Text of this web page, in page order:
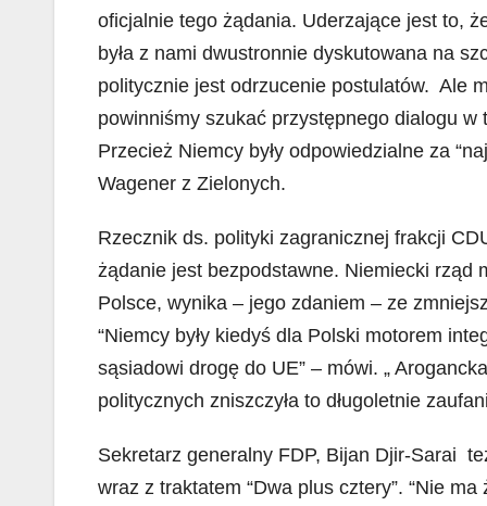
oficjalnie tego żądania. Uderzające jest to,
była z nami dwustronnie dyskutowana na
politycznie jest odrzucenie postulatów. Ale
powinniśmy szukać przystępnego dialogu
Przecież Niemcy były odpowiedzialne za
Wagener z Zielonych.
Rzecznik ds. polityki zagranicznej frakcji
żądanie jest bezpodstawne. Niemiecki rząd
Polsce, wynika – jego zdaniem – ze
“Niemcy były kiedyś dla Polski motorem
sąsiadowi drogę do UE” – mówi. „
politycznych zniszczyła to długoletnie
Sekretarz generalny FDP, Bijan Djir-Sarai
wraz z traktatem “Dwa plus cztery”. “Nie